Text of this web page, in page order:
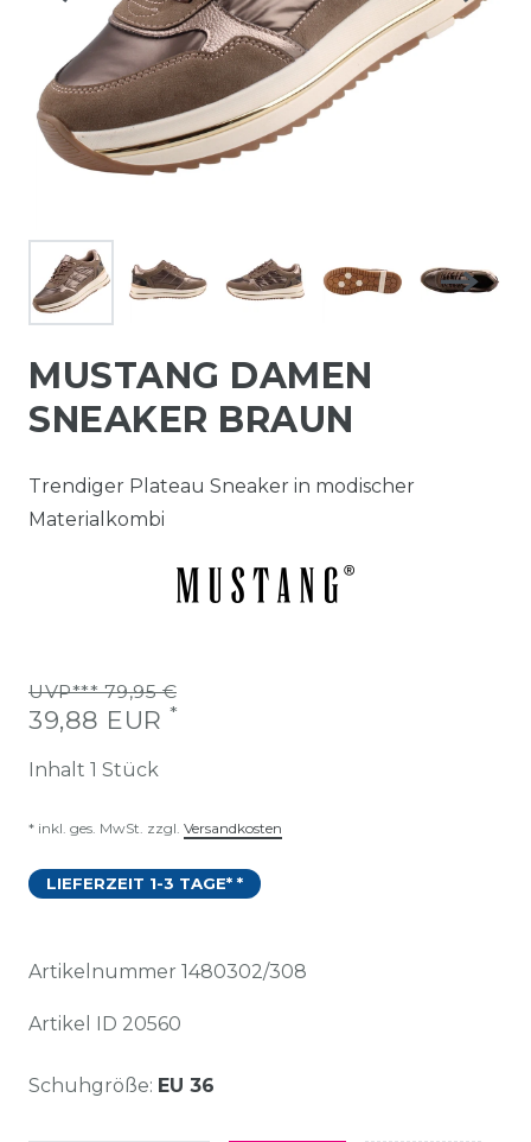
MUSTANG DAMEN
SNEAKER BRAUN
Trendiger Plateau Sneaker in modischer
Materialkombi
UVP*** 79,95 €
39,88 EUR *
Inhalt 1 Stück
* inkl. ges. MwSt. zzgl. Versandkosten
LIEFERZEIT 1-3 TAGE* *
Artikelnummer 1480302/308
Artikel ID 20560
Schuhgröße: EU 36